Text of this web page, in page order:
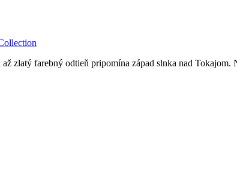
zlatý farebný odtieň pripomína západ slnka nad